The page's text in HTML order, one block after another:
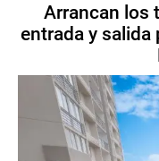
Arrancan los
entrada y salida